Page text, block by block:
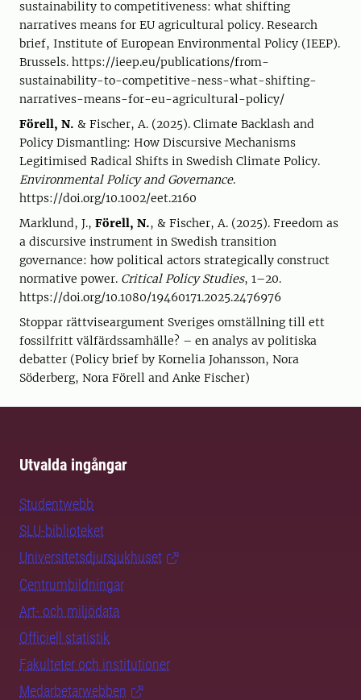
sustainability to competitiveness: what shifting
narratives means for EU agricultural policy. Research
brief, Institute of European Environmental Policy (IEEP).
Brussels. https://ieep.eu/publications/from-
sustainability-to-competitive-ness-what-shifting-
narratives-means-for-eu-agricultural-policy/
Förell, N. & Fischer, A. (2025). Climate Backlash and
Policy Dismantling: How Discursive Mechanisms
Legitimised Radical Shifts in Swedish Climate Policy.
Environmental Policy and Governance.
https://doi.org/10.1002/eet.2160
Marklund, J., Förell, N., & Fischer, A. (2025). Freedom as
a discursive instrument in Swedish transition
governance: how political actors strategically construct
normative power. Critical Policy Studies, 1–20.
https://doi.org/10.1080/19460171.2025.2476976
Stoppar rättviseargument Sveriges omställning till ett
fossilfritt välfärdssamhälle? – en analys av politiska
debatter (Policy brief by Kornelia Johansson, Nora
Söderberg, Nora Förell and Anke Fischer)
Utvalda ingångar
Studentwebb
SLU-biblioteket
Universitetsdjursjukhuset
Centrumbildningar
Art- och miljödata
Officiell statistik
Fakulteter och institutioner
Medarbetarwebben